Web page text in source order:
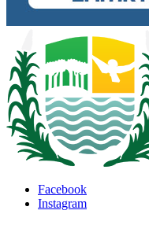
Facebook
Instagram